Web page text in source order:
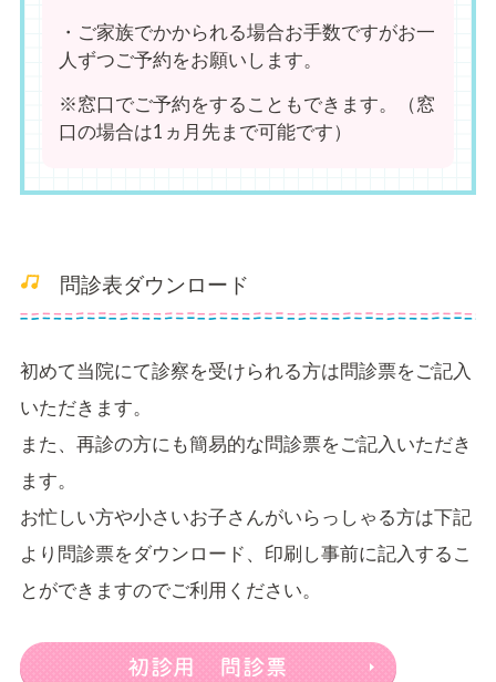
・ご家族でかかられる場合お手数ですがお一
人ずつご予約をお願いします。
※窓口でご予約をすることもできます。（窓
口の場合は1ヵ月先まで可能です）
問診表ダウンロード
初めて当院にて診察を受けられる方は問診票をご記入
いただきます。
また、再診の方にも簡易的な問診票をご記入いただき
ます。
お忙しい方や小さいお子さんがいらっしゃる方は下記
より問診票をダウンロード、印刷し事前に記入するこ
とができますのでご利用ください。